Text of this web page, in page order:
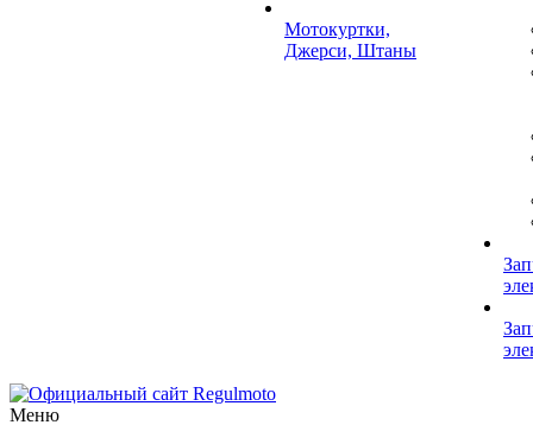
Мотокуртки,
Джерси, Штаны
Меню